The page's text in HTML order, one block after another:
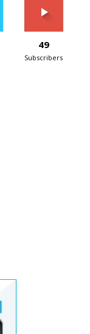
49
Subscribers